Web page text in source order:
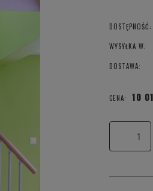
DOSTĘPNOŚĆ:
WYSYŁKA W:
DOSTAWA:
CENA:
10